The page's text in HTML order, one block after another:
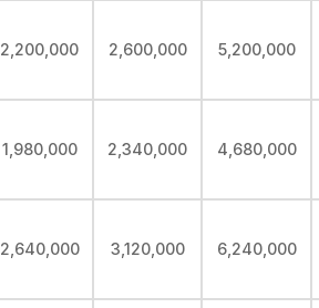
2,200,000 2,600,000 5,200,000
1,980,000 2,340,000 4,680,000
2,640,000 3,120,000 6,240,000